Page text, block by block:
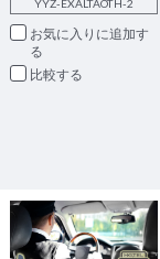
YYZ-EXALTAOTH-2
お気に入りに追加
比較